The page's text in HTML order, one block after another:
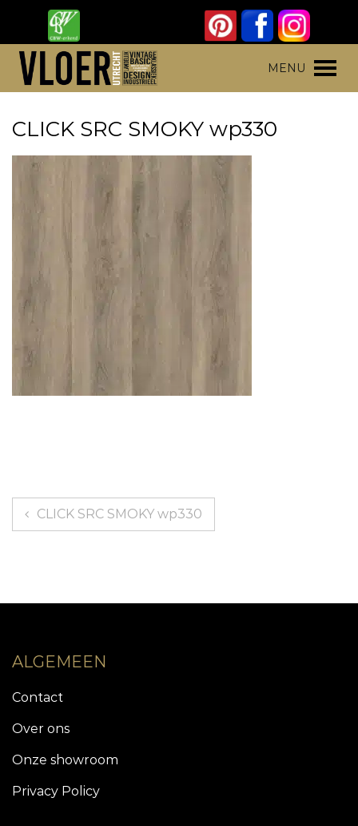
content
MENU
CLICK SRC SMOKY wp330
Bericht
navigatie
CLICK SRC SMOKY wp330
ALGEMEEN
Contact
Over ons
Onze showroom
Privacy Policy